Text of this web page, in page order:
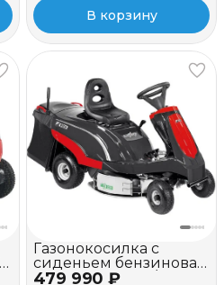
В корзину
479 990 ₽
Газонокосилка с
сиденьем бензиновая
EFCO Zephyr 72/13 H